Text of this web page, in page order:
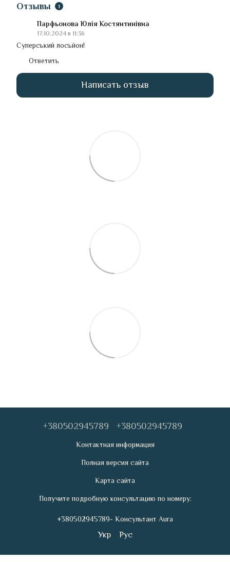
Отзывы 1
Парфьонова Юлія Костянтинівна
17.10.2024 в 11:36
Суперський лосьйон!
Ответить
Написать отзыв
+380502945789 +380502945789
Контактная информация
Полная версия сайта
Карта сайта
Получите подробную консультацию по номеру:
+380502945789- Консультант Aura
Укр Рус